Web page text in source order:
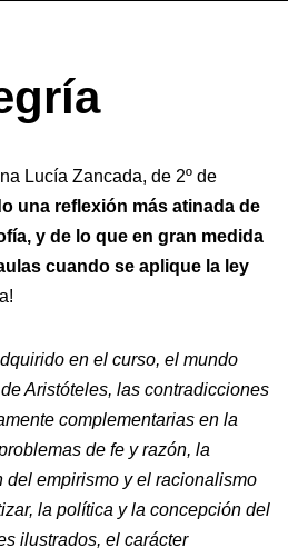
Lucía Zancada, de 2º de
una reflexión más atinada de
y de lo que en gran medida
cuando se aplique la ley
en el curso, el mundo
Aristóteles, las contradicciones
complementarias en la
de fe y razón, la
del empirismo y el racionalismo
la política y la concepción del
ilustrados, el carácter